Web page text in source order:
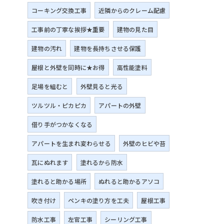
コーキング交換工事 近隣からのクレーム配慮
工事前の丁寧な挨拶★重要 建物の見た目
建物の汚れ 建物を長持ちさせる保護
屋根と外壁を同時に★お得 高性能塗料
足場を組むと 外壁見ると光る
ツルツル・ピカピカ アパートの外壁
借り手がつかなくなる
アパートを生まれ変わらせる 外壁のヒビや苔
瓦にぬれます 塗れるから防水
塗れると助かる場所 ぬれると助かるアソコ
吹き付け ペンキの塗り方を工夫 屋根工事
防水工事 左官工事 シーリング工事